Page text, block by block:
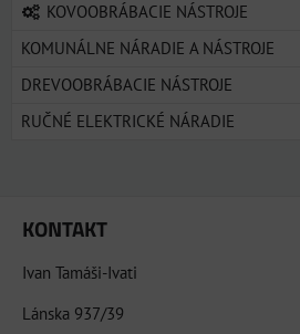
KOVOOBRÁBACIE NÁSTROJE
KOMUNÁLNE NÁRADIE A NÁSTROJE
DREVOOBRÁBACIE NÁSTROJE
RUČNÉ ELEKTRICKÉ NÁRADIE
KONTAKT
Ivan Tamáši-Ivati
Lánska 937/39